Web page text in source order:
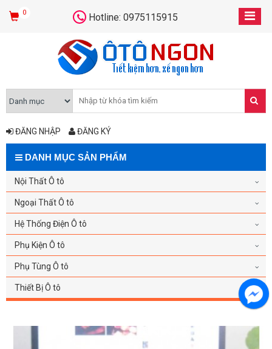
0 Hotline: 0975115915
ĐĂNG NHẬP ĐĂNG KÝ
DANH MỤC SẢN PHẨM
Nội Thất Ô tô
Ngoại Thất Ô tô
Hệ Thống Điện Ô tô
Phụ Kiện Ô tô
Phụ Tùng Ô tô
Thiết Bị Ô tô